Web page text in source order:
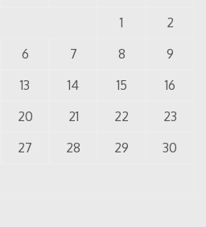
1
2
6 7 8
9
13 14 15
16
20 21 22
23
27 28 29
30